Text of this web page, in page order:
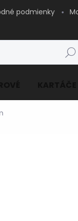
podmienky
Hľadať